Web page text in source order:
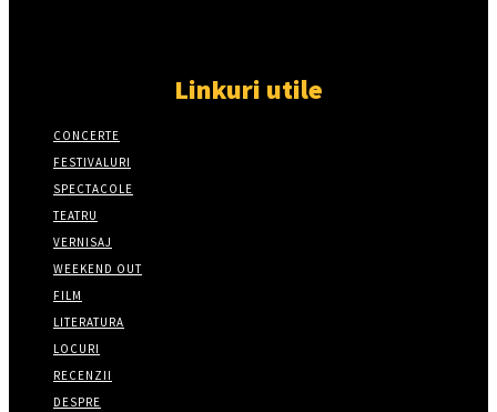
Linkuri utile
CONCERTE
FESTIVALURI
SPECTACOLE
TEATRU
VERNISAJ
WEEKEND OUT
FILM
LITERATURA
LOCURI
RECENZII
DESPRE